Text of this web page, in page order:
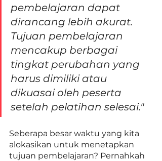
pembelajaran dapat
dirancang lebih akurat.
Tujuan pembelajaran
mencakup berbagai
tingkat perubahan yang
harus dimiliki atau
dikuasai oleh peserta
setelah pelatihan selesai."
Seberapa besar waktu yang kita
alokasikan untuk menetapkan
tujuan pembelajaran? Pernahkah